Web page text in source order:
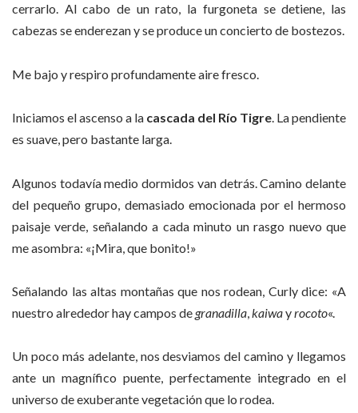
cerrarlo. Al cabo de un rato, la furgoneta se detiene, las
cabezas se enderezan y se produce un concierto de bostezos.
Me bajo y respiro profundamente aire fresco.
Iniciamos el ascenso a la cascada del Río Tigre. La pendiente
es suave, pero bastante larga.
Algunos todavía medio dormidos van detrás. Camino delante
del pequeño grupo, demasiado emocionada por el hermoso
paisaje verde, señalando a cada minuto un rasgo nuevo que
me asombra: «¡Mira, que bonito!»
Señalando las altas montañas que nos rodean, Curly dice: «A
nuestro alrededor hay campos de granadilla,kaiwayrocoto«.
Un poco más adelante, nos desviamos del camino y llegamos
ante un magnífico puente, perfectamente integrado en el
universo de exuberante vegetación que lo rodea.